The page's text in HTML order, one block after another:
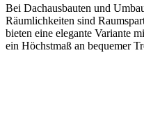
Bei Dachausbauten und
Räumlichkeiten sind
bieten eine elegante Variante
ein Höchstmaß an bequemer